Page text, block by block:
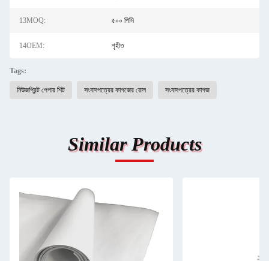
13MOQ: ৫০০ পিসি
14OEM: গৃহীত
Tags:
নিউজপ্রিন্ট পেপার শিট সংবাদপত্রের কাগজের রোল সংবাদপত্রের কাগজ
Similar Products